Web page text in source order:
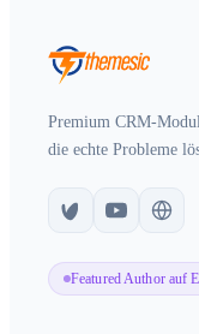
Premium CRM-
die echte Probleme
Featured Author auf